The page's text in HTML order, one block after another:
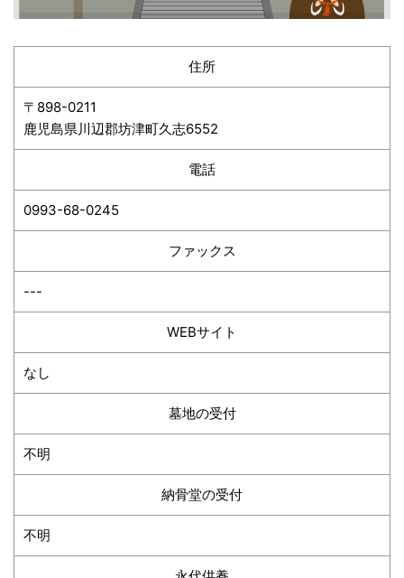
住所
〒898-0211
鹿児島県川辺郡坊津町久志6552
電話
0993-68-0245
ファックス
---
WEBサイト
なし
墓地の受付
不明
納骨堂の受付
不明